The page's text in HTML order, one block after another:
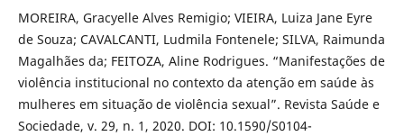
MOREIRA, Gracyelle Alves Remigio; VIEIRA, Luiza Jane Eyre
de Souza; CAVALCANTI, Ludmila Fontenele; SILVA, Raimunda
Magalhães da; FEITOZA, Aline Rodrigues. “Manifestações de
violência institucional no contexto da atenção em saúde às
mulheres em situação de violência sexual”. Revista Saúde e
Sociedade, v. 29, n. 1, 2020. DOI: 10.1590/S0104-